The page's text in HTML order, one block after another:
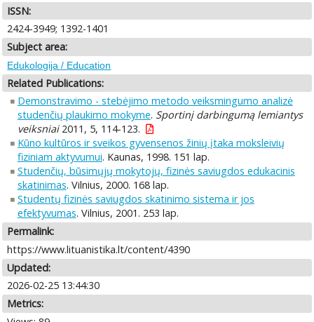
ISSN:
2424-3949; 1392-1401
Subject area:
Edukologija / Education
Related Publications:
Demonstravimo - stebėjimo metodo veiksmingumo analizė
studenčių plaukimo mokyme. Sportinį darbingumą lemiantys
veiksniai2011, 5, 114-123.
Kūno kultūros ir sveikos gyvensenos žinių įtaka moksleivių
fiziniam aktyvumui. Kaunas, 1998. 151 lap.
Studenčių, būsimųjų mokytojų, fizinės saviugdos edukacinis
skatinimas. Vilnius, 2000. 168 lap.
Studentų fizinės saviugdos skatinimo sistema ir jos
efektyvumas. Vilnius, 2001. 253 lap.
Permalink:
https://www.lituanistika.lt/content/4390
Updated:
2026-02-25 13:44:30
Metrics: